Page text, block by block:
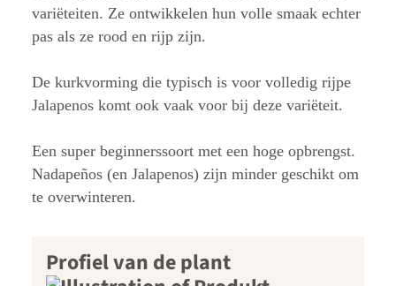
variëteiten. Ze ontwikkelen hun volle smaak echter
pas als ze rood en rijp zijn.
De kurkvorming die typisch is voor volledig rijpe
Jalapenos komt ook vaak voor bij deze variëteit.
Een super beginnerssoort met een hoge opbrengst.
Nadapeños (en Jalapenos) zijn minder geschikt om
te overwinteren.
Profiel van de plant